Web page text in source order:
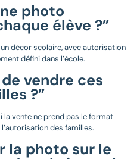
photo
élève ?”
décor scolaire, avec autorisation
défini dans l’école.
vendre ces
?”
la vente ne prend pas le format
des familles.
la photo sur le